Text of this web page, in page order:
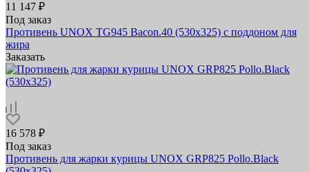
11 147 ₽
Под заказ
Противень UNOX TG945 Bacon.40 (530х325) c поддоном для
жира
Заказать
16 578 ₽
Под заказ
Противень для жарки курицы UNOX GRP825 Pollo.Black